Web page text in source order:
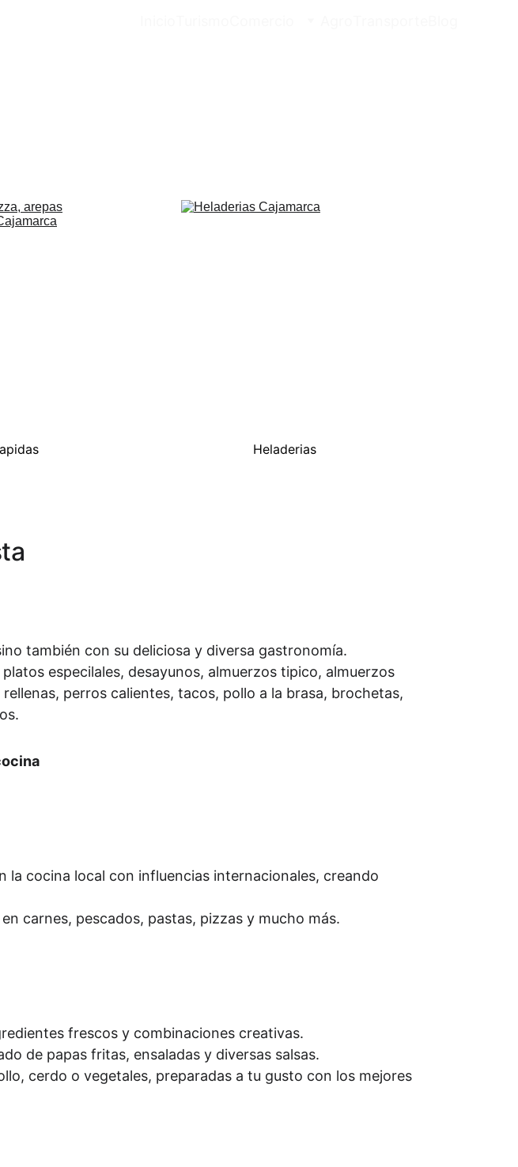
Heladerias
también con su deliciosa y diversa gastronomía.
especilales, desayunos, almuerzos tipico, almuerzos
perros calientes, tacos, pollo a la brasa, brochetas,
la cocina local con influencias internacionales, creando
carnes, pescados, pastas, pizzas y mucho más.
frescos y combinaciones creativas.
de papas fritas, ensaladas y diversas salsas.
cerdo o vegetales, preparadas a tu gusto con los mejores